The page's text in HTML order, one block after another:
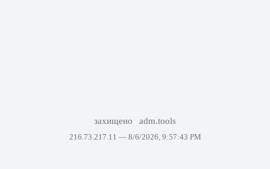
захищено adm.tools
216.73.217.11 — 8/6/2026, 9:57:43 PM